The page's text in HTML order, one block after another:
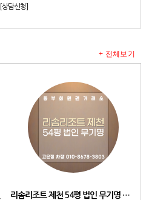
[상담신청]
리솜리조트 제천 54평 법인 무기명 회원제
+ 전체보기